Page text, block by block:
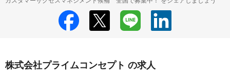
株式会社プライムコンセプト の求人